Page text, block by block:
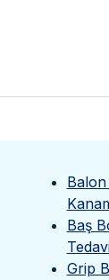
Baş
Grip